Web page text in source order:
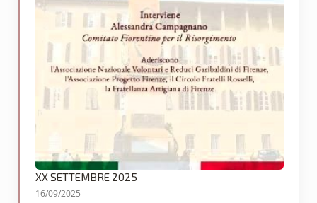
XX SETTEMBRE 2025
16/09/2025